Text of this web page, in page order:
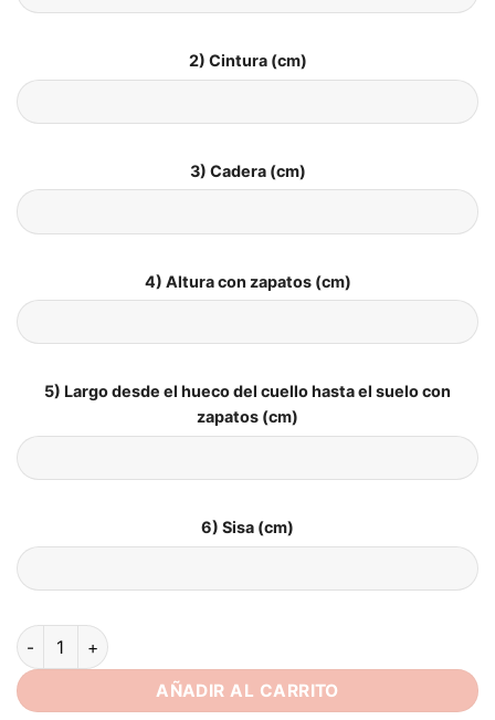
2) Cintura (cm)
3) Cadera (cm)
4) Altura con zapatos (cm)
5) Largo desde el hueco del cuello hasta el suelo con
zapatos (cm)
6) Sisa (cm)
Vestido de Novia Talla Grande cantidad
AÑADIR AL CARRITO